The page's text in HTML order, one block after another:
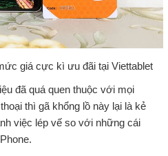
giá cực kì ưu đãi tại Viettablet
đã quá quen thuộc với mọi
thì gã khổng lồ này lại là kẻ
việc lép vế so với những cái